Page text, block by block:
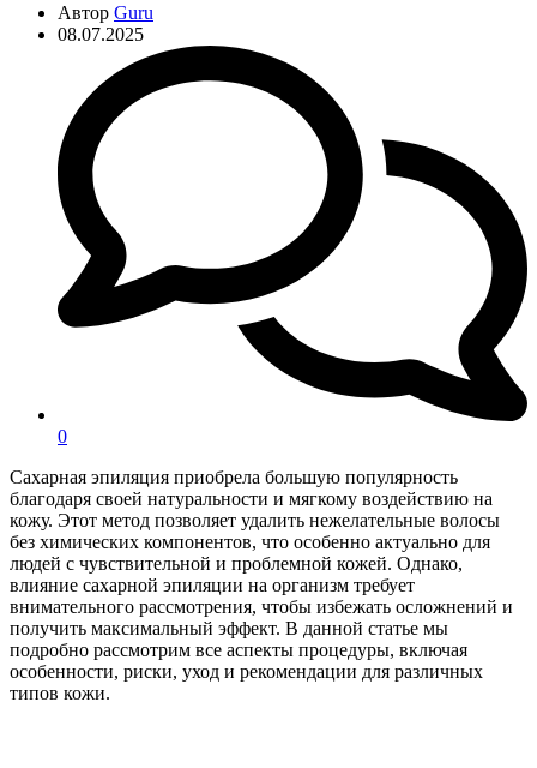
Автор Guru
08.07.2025
0
Сахарная эпиляция приобрела большую популярность
благодаря своей натуральности и мягкому воздействию на
кожу. Этот метод позволяет удалить нежелательные волосы
без химических компонентов, что особенно актуально для
людей с чувствительной и проблемной кожей. Однако,
влияние сахарной эпиляции на организм требует
внимательного рассмотрения, чтобы избежать осложнений и
получить максимальный эффект. В данной статье мы
подробно рассмотрим все аспекты процедуры, включая
особенности, риски, уход и рекомендации для различных
типов кожи.